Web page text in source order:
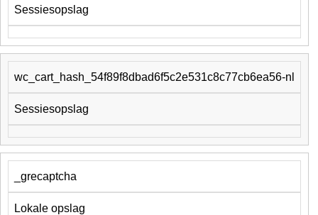
Sessiesopslag
wc_cart_hash_54f89f8dbad6f5c2e531c8c77cb6ea56-nl
Sessiesopslag
_grecaptcha
Lokale opslag